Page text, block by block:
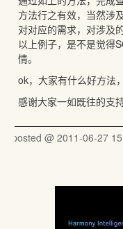
方法行之有效，当然涉
对对应的需求，对涉及
以上例子，是不是觉得
情。
ok，大家有什么好方法
感谢大家一如既往的支
posted @ 2011-06-27